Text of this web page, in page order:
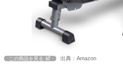
この商品を見る 出典：Amazon